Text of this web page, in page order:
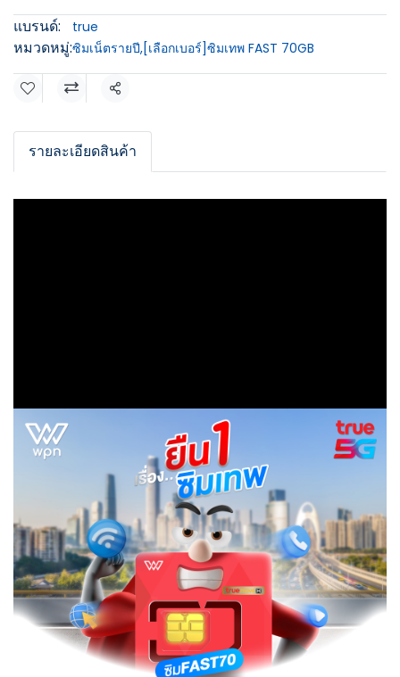
แบรนด์:
true
หมวดหมู่:ซิมเน็ตรายปี,[เลือกเบอร์]ซิมเทพ FAST 70GB
แชร์
รายละเอียดสินค้า